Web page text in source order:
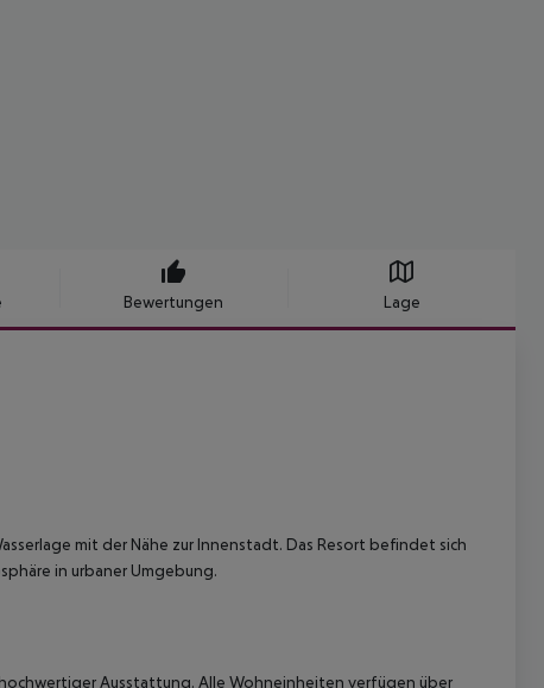
Bewertungen Lage
mit der Nähe zur Innenstadt. Das Resort befindet sich
in urbaner Umgebung.
Ausstattung. Alle Wohneinheiten verfügen über